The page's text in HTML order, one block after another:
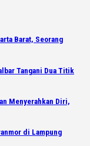
Barat, Seorang
Tangani Dua Titik
Menyerahkan Diri,
di Lampung